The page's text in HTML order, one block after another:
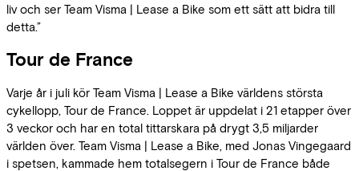
liv och ser Team Visma | Lease a Bike som ett sätt att bidra till
detta.”
Tour de France
Varje år i juli kör Team Visma | Lease a Bike världens största
cykellopp, Tour de France. Loppet är uppdelat i 21 etapper över
3 veckor och har en total tittarskara på drygt 3,5 miljarder
världen över. Team Visma | Lease a Bike, med Jonas Vingegaard
i spetsen, kammade hem totalsegern i Tour de France både